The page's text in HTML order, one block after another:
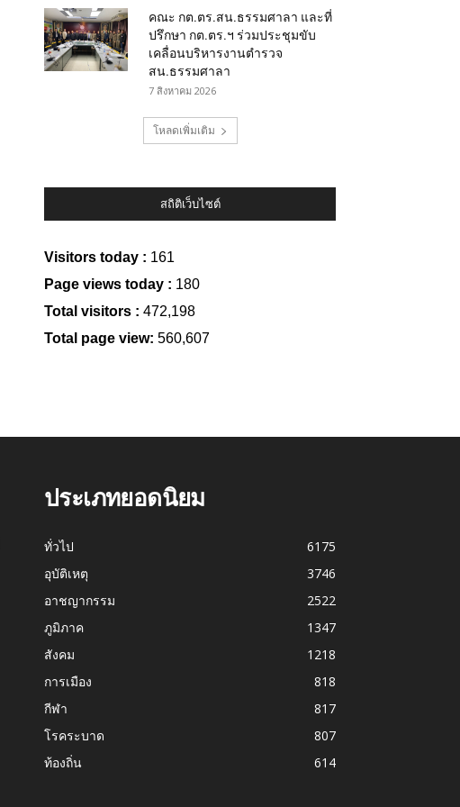
คณะ กต.ตร.สน.ธรรมศาลา และที่
ปรึกษา กต.ตร.ฯ ร่วมประชุมขับ
เคลื่อนบริหารงานตำรวจ
สน.ธรรมศาลา
7 สิงหาคม 2026
โหลดเพิ่มเติม
สถิติเว็บไซต์
Visitors today : 161
Page views today : 180
Total visitors : 472,198
Total page view: 560,607
ประเภทยอดนิยม
ทั่วไป
6175
อุบัติเหตุ
3746
อาชญากรรม
2522
ภูมิภาค
1347
สังคม
1218
การเมือง
818
กีฬา
817
โรคระบาด
807
ท้องถิ่น
614